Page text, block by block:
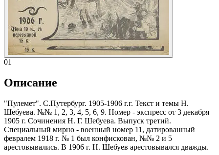
01
Описание
"Пулемет". С.Путербург. 1905-1906 г.г. Текст и темы Н.
Шебуева. №№ 1, 2, 3, 4, 5, 6, 9. Номер - экспресс от 3 декабря
1905 г. Сочинения Н. Г. Шебуева. Выпуск третий.
Специальный мирно - военный номер 11, датированный
февралем 1918 г. № 1 был конфискован, №№ 2 и 5
арестовывались. В 1906 г. Н. Шебуев арестовывался дважды.